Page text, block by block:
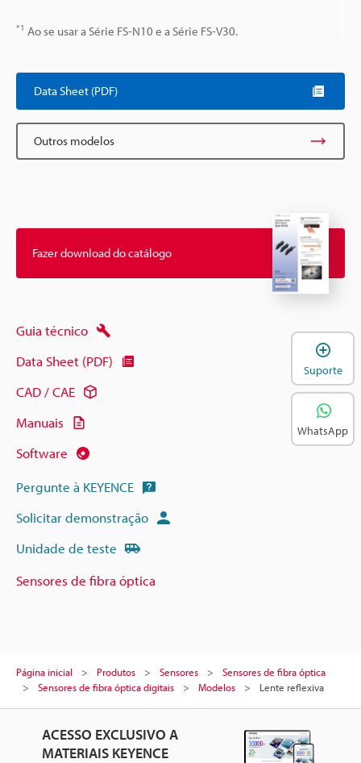
*1 Ao se usar a Série FS-N10 e a Série FS-V30.
Data Sheet (PDF)
Outros modelos
Fazer download do catálogo
Guia técnico
Data Sheet (PDF)
CAD / CAE
Manuais
Software
Pergunte à KEYENCE
Solicitar demonstração
Unidade de teste
Sensores de fibra óptica
Página inicial Produtos Sensores
Sensores de fibra óptica
Sensores de fibra óptica digitais
Modelos Lente reflexiva
ACESSO EXCLUSIVO A
MATERIAIS KEYENCE
Suporte
WhatsApp